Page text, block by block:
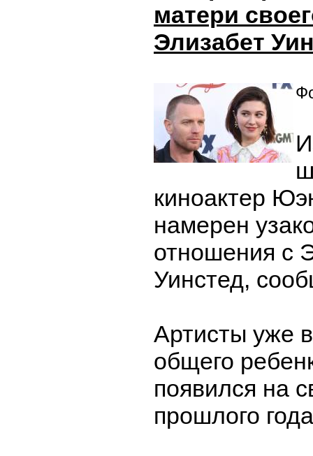
матери
Элизабет
киноактер
намерен
отношения с
Уинстед,
Артисты уже
общего
появился на
прошлого